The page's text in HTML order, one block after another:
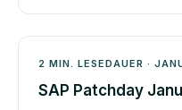
Patchday
2 MIN. LESEDAUER ·
SAP Patchday